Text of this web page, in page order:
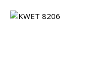
Bildergalerie